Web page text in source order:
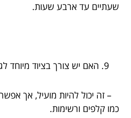
שעתיים עד ארבע שעות.
האם יש צורך בציוד מיוחד
– זה יכול להיות מועיל, אך
כמו קלפים ורשימות.